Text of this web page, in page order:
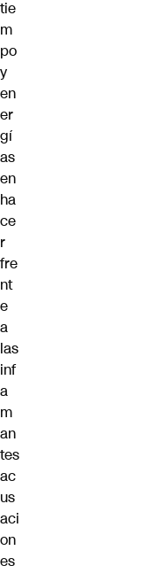
tie
m
po
y
en
er
gí
as
en
ha
ce
r
fre
nt
e
a
las
inf
a
m
an
tes
ac
us
aci
on
es